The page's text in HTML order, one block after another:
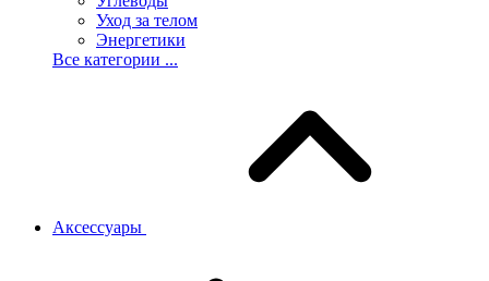
Уход за телом
Энергетики
Все категории ...
Аксессуары